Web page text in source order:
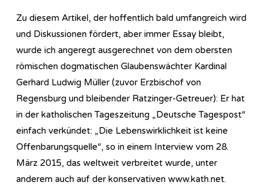
Zu diesem Artikel, der hoffentlich bald umfangreich wird
und Diskussionen fördert, aber immer Essay bleibt,
wurde ich angeregt ausgerechnet von dem obersten
römischen dogmatischen Glaubenswächter Kardinal
Gerhard Ludwig Müller (zuvor Erzbischof von
Regensburg und bleibender Ratzinger-Getreuer): Er hat
in der katholischen Tageszeitung „Deutsche Tagespost“
einfach verkündet: „Die Lebenswirklichkeit ist keine
Offenbarungsquelle“, so in einem Interview vom 28.
März 2015, das weltweit verbreitet wurde, unter
anderem auch auf der konservativen www.kath.net.